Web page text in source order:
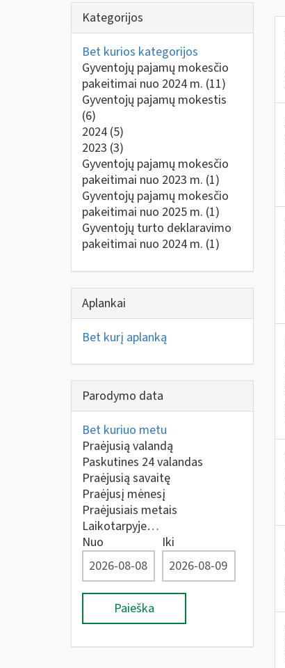
Kategorijos
Bet kurios kategorijos
Gyventojų pajamų mokesčio
pakeitimai nuo 2024 m. (11)
Gyventojų pajamų mokestis
(6)
2024 (5)
2023 (3)
Gyventojų pajamų mokesčio
pakeitimai nuo 2023 m. (1)
Gyventojų pajamų mokesčio
pakeitimai nuo 2025 m. (1)
Gyventojų turto deklaravimo
pakeitimai nuo 2024 m. (1)
Aplankai
Bet kurį aplanką
Parodymo data
Bet kuriuo metu
Praėjusią valandą
Paskutines 24 valandas
Praėjusią savaitę
Praėjusį mėnesį
Praėjusiais metais
Laikotarpyje…
Nuo
Iki
Paieška